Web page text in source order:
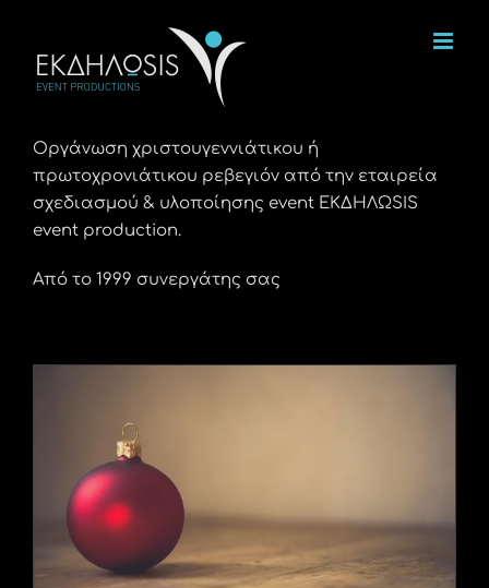
περιεχόμενο
Οργάνωση χριστουγεννιάτικου ή
πρωτοχρονιάτικου ρεβεγιόν από την εταιρεία
σχεδιασμού & υλοποίησης event ΕΚΔΗΛΩSIS
event production.
Από το 1999 συνεργάτης σας